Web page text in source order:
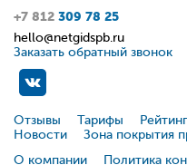
+7 812 309 78 25
hello@netgidspb.ru
Заказать обратный звонок
Отзывы Тарифы Рейтинг
Новости
Зона покрытия
О компании
Политика